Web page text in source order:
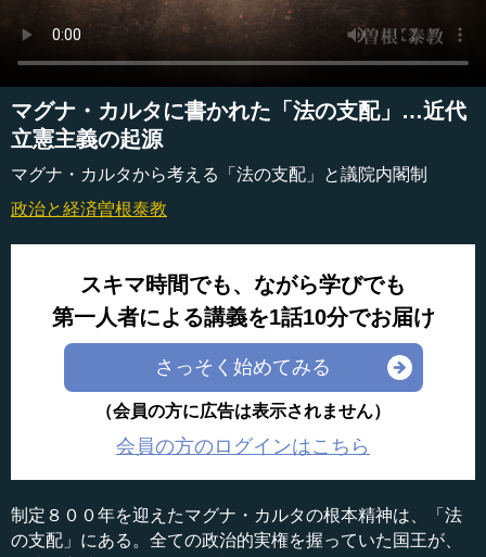
マグナ・カルタに書かれた「法の支配」…近代
立憲主義の起源
マグナ・カルタから考える「法の支配」と議院内閣制
政治と経済曽根泰教
スキマ時間でも、ながら学びでも
第一人者による講義を1話10分でお届け
さっそく始めてみる
（会員の方に広告は表示されません）
会員の方のログインはこちら
制定８００年を迎えたマグナ・カルタの根本精神は、「法
の支配」にある。全ての政治的実権を握っていた国王が、